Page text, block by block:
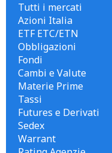
Tutti i mercati
Azioni Italia
ETF ETC/ETN
Obbligazioni
Fondi
Cambi e Valute
Materie Prime
Tassi
Futures e Derivati
Sedex
Warrant